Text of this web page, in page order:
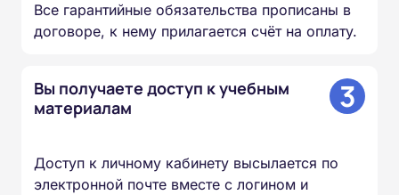
Все гарантийные обязательства прописаны в
договоре, к нему прилагается счёт на оплату.
Вы получаете доступ к учебным
материалам
3
Доступ к личному кабинету высылается по
электронной почте вместе с логином и